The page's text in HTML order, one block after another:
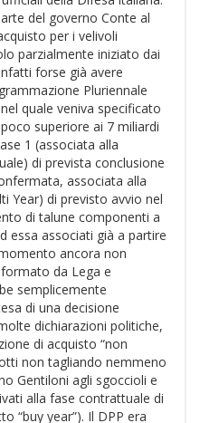
del governo Conte al
per i velivoli
parzialmente iniziato dai
forse già avere
Pluriennale
quale veniva specificato
superiore ai 7 miliardi
1 (associata alla
di prevista conclusione
associata alla
Year) di previsto avvio nel
di talune componenti a
essa associati già a partire
ancora non
da Lega e
semplicemente
di una decisione
dichiarazioni politiche,
di acquisto “non
non tagliando nemmeno
Gentiloni agli sgoccioli e
alla fase contrattuale di
“buy year”). Il DPP era